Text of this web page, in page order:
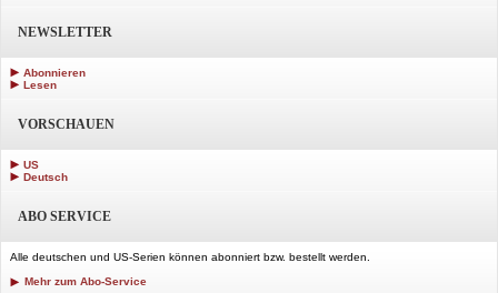
NEWSLETTER
Abonnieren
Lesen
VORSCHAUEN
US
Deutsch
ABO SERVICE
Alle deutschen und US-Serien können abonniert bzw. bestellt werden.
Mehr zum Abo-Service